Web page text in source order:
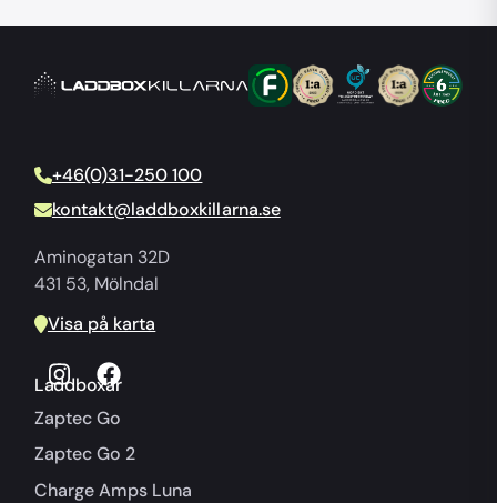
+46(0)31-250 100
kontakt@laddboxkillarna.se
Aminogatan 32D
431 53, Mölndal
Visa på karta
Laddboxar
Zaptec Go
Zaptec Go 2
Charge Amps Luna